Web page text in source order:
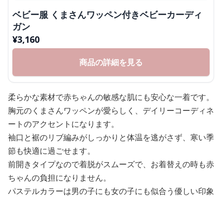
ベビー服 くまさんワッペン付きベビーカーディ
ガン
¥3,160
商品の詳細を見る
柔らかな素材で赤ちゃんの敏感な肌にも安心な一着です。
胸元のくまさんワッペンが愛らしく、デイリーコーディネ
ートのアクセントになります。
袖口と裾のリブ編みがしっかりと体温を逃がさず、寒い季
節も快適に過ごせます。
前開きタイプなので着脱がスムーズで、お着替えの時も赤
ちゃんの負担になりません。
パステルカラーは男の子にも女の子にも似合う優しい印象